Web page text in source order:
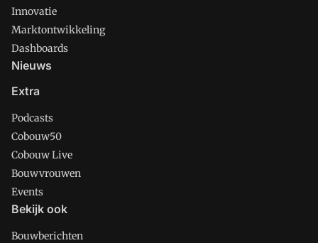
Innovatie
Marktontwikkeling
Dashboards
Nieuws
Extra
Podcasts
Cobouw50
Cobouw Live
Bouwvrouwen
Events
Bekijk ook
Bouwberichten